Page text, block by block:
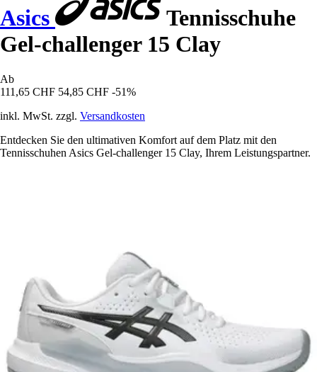
Asics
Tennisschuhe
Gel-challenger 15 Clay
Ab
111,65 CHF 54,85 CHF -51%
inkl. MwSt. zzgl. Versandkosten
Entdecken Sie den ultimativen Komfort auf dem Platz mit den
Tennisschuhen Asics Gel-challenger 15 Clay, Ihrem Leistungspartner.